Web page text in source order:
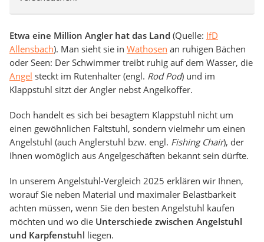
Etwa eine Million Angler hat das Land (Quelle: IfD
Allensbach). Man sieht sie in Wathosen an ruhigen Bächen
oder Seen: Der Schwimmer treibt ruhig auf dem Wasser, die
Angel steckt im Rutenhalter (engl. Rod Pod) und im
Klappstuhl sitzt der Angler nebst Angelkoffer.
Doch handelt es sich bei besagtem Klappstuhl nicht um
einen gewöhnlichen Faltstuhl, sondern vielmehr um einen
Angelstuhl (auch Anglerstuhl bzw. engl. Fishing Chair), der
Ihnen womöglich aus Angelgeschäften bekannt sein dürfte.
In unserem Angelstuhl-Vergleich 2025 erklären wir Ihnen,
worauf Sie neben Material und maximaler Belastbarkeit
achten müssen, wenn Sie den besten Angelstuhl kaufen
möchten und wo die Unterschiede zwischen Angelstuhl
und Karpfenstuhl liegen.